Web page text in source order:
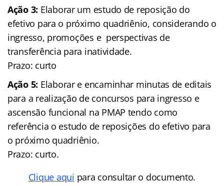
Ação 3: Elaborar um estudo de reposição do
efetivo para o próximo quadriênio, considerando o
ingresso, promoções e perspectivas de
transferência para inatividade.
Prazo: curto
Ação 5: Elaborar e encaminhar minutas de editais
para a realização de concursos para ingresso e
ascensão funcional na PMAP tendo como
referência o estudo de reposições do efetivo para
o próximo quadriênio.
Prazo: curto.
Clique aqui para consultar o documento.